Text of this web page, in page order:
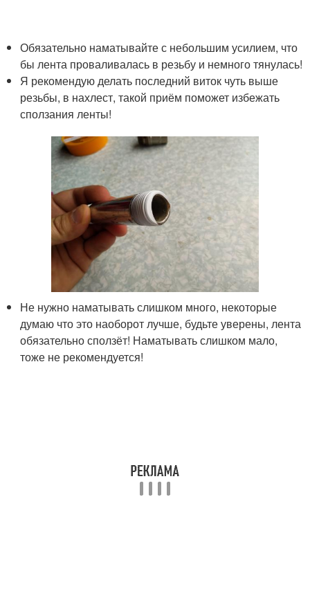
Обязательно наматывайте с небольшим усилием, что
бы лента проваливалась в резьбу и немного тянулась!
Я рекомендую делать последний виток чуть выше
резьбы, в нахлест, такой приём поможет избежать
сползания ленты!
Не нужно наматывать слишком много, некоторые
думаю что это наоборот лучше, будьте уверены, лента
обязательно сползёт! Наматывать слишком мало,
тоже не рекомендуется!